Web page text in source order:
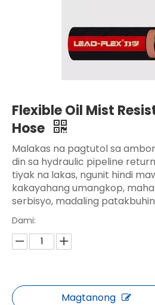
Flexible Oil Mist
Hose
Malakas na pagtutol sa
din sa hydraulic pipeline
tiyak na lakas, ngunit hindi
kakayahang umangkop,
serbisyo, madaling
Dami:
Magtanong